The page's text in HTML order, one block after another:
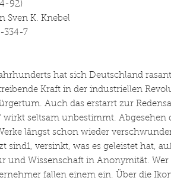
92)
Sven K. Knebel
334-7
hat sich Deutschland
Kraft in der industriellen
Auch das erstarrt zur
wirkt seltsam unbestimmt. Abgesehen
längst schon wieder
sind1, versinkt, was es geleistet hat,
und Wissenschaft in Anonymität. Wer
fallen einem ein. Über die